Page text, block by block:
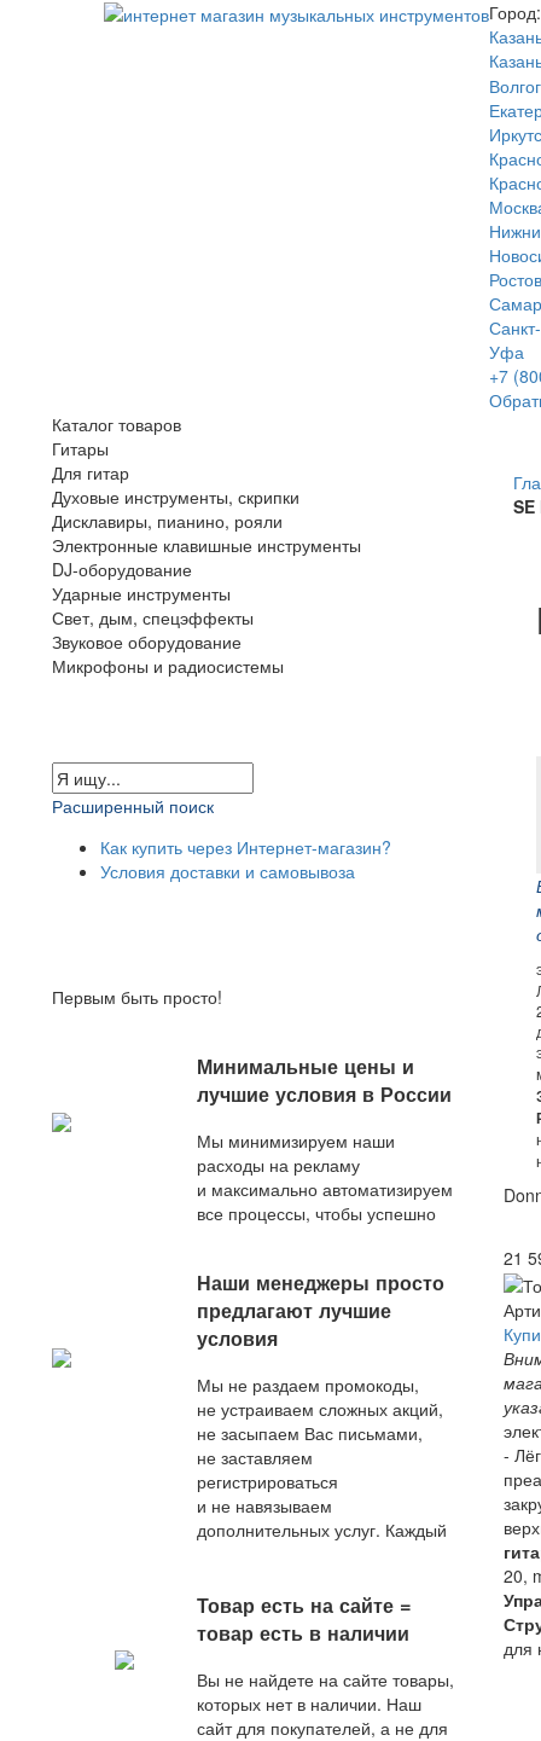
Город:
Уфа
+7
Каталог товаров
Гитары
Для гитар
Духовые инструменты, скрипки
Дисклавиры, пианино, рояли
Электронные клавишные инструменты
DJ-оборудование
Ударные инструменты
Свет, дым, спецэффекты
Звуковое оборудование
Микрофоны и радиосистемы
Расширенный поиск
Как купить через Интернет-магазин?
Условия доставки и самовывоза
Первым быть просто!
Минимальные цены и
лучшие условия в России
Мы минимизируем наши
расходы на рекламу
и максимально автоматизируем
все процессы, чтобы успешно
на рынке.
Наши менеджеры просто
предлагают лучшие
условия
Мы не раздаем промокоды,
не устраиваем сложных акций,
не засыпаем Вас письмами,
не заставляем
регистрироваться
и не навязываем
дополнительных услуг. Каждый
заказа он получает
оптимальное по стоимости
и качеству предложение
от наших специалистов.
Товар есть на сайте =
товар есть в наличии
Вы не найдете на сайте товары,
которых нет в наличии. Наш
сайт для покупателей, а не для
21
-
20,
для